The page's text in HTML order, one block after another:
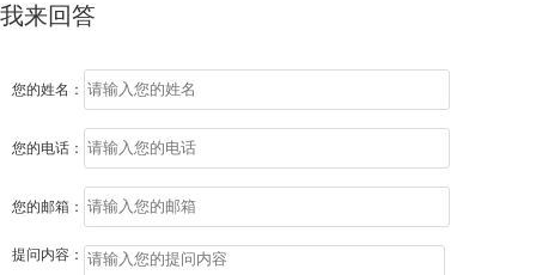
我来回答
您的姓名：
您的电话：
您的邮箱：
提问内容：